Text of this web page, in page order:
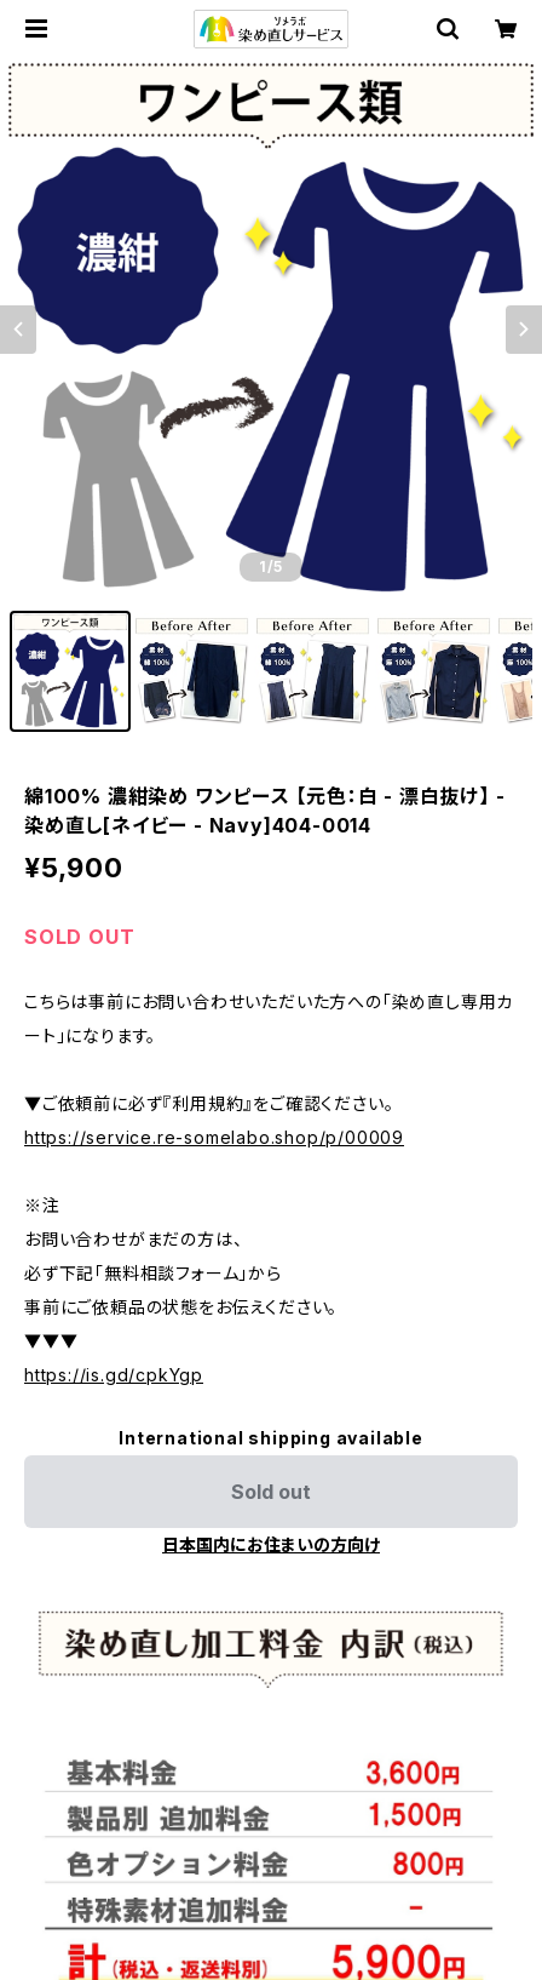
1 /5
綿100% 濃紺染め ワンピース 【元色：白 - 漂白抜け】 -
染め直し[ネイビー - Navy]404-0014
¥5,900
SOLD OUT
こちらは事前にお問い合わせいただいた方への「染め直し専用カ
ート」になります。
▼ご依頼前に必ず『利用規約』をご確認ください。
https://service.re-somelabo.shop/p/00009
※注
お問い合わせがまだの方は、
必ず下記「無料相談フォーム」から
事前にご依頼品の状態をお伝えください。
▼▼▼
https://is.gd/cpkYgp
International shipping available
Sold out
日本国内にお住まいの方向け